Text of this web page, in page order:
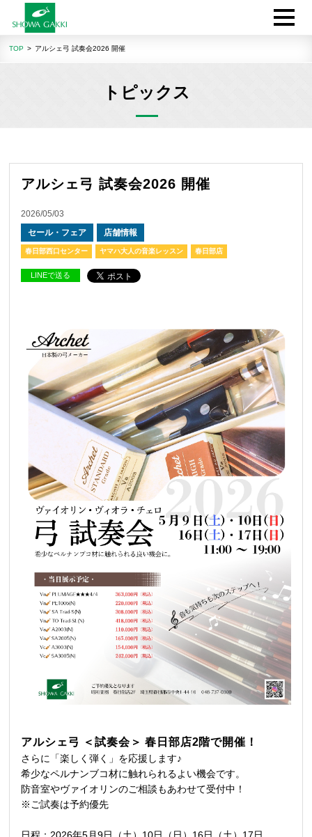
TOP アルシェ弓 試奏会2026 開催
トピックス
アルシェ弓 試奏会2026 開催
2026/05/03
セール・フェア
店舗情報
春日部西口センター ヤマハ大人の音楽レッスン 春日部店
LINEで送る
アルシェ弓 ＜試奏会＞ 春日部店2階で開催！
さらに「楽しく弾く」を応援します♪
希少なペルナンブコ材に触れられるよい機会です。
防音室やヴァイオリンのご相談もあわせて受付中！
※ご試奏は予約優先